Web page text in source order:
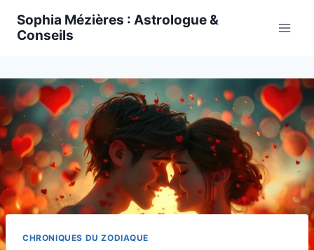
Sophia Mézières : Astrologue &
Conseils
CHRONIQUES DU ZODIAQUE